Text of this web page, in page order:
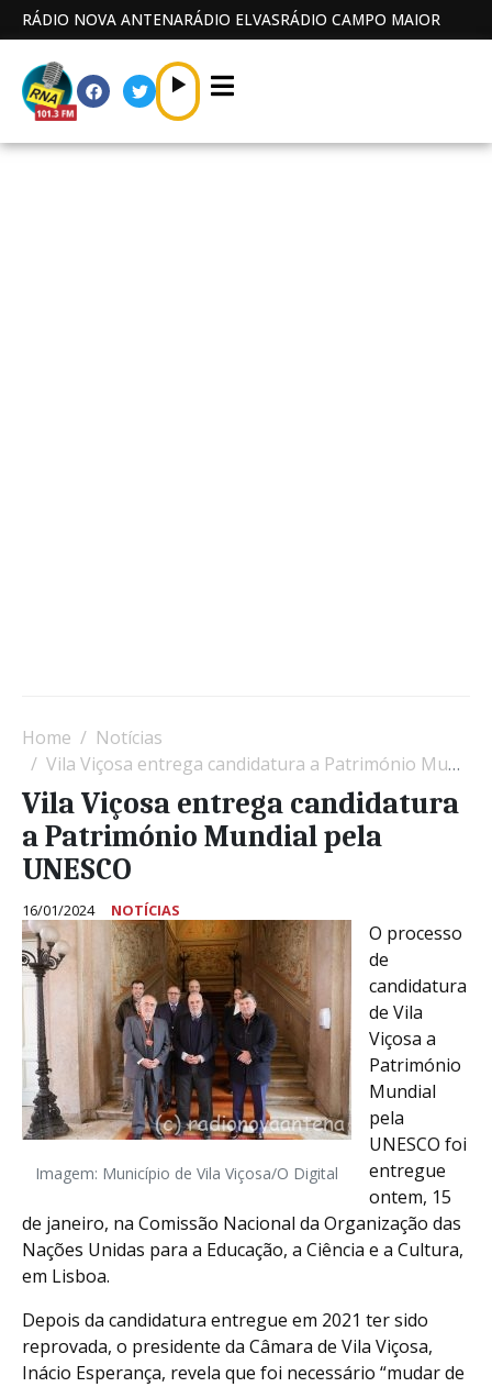
RÁDIO NOVA ANTENARÁDIO ELVASRÁDIO CAMPO MAIOR
Home
Notícias
Vila Viçosa entrega candidatura a Património Mundial pela UNESCO
Vila Viçosa entrega candidatura
a Património Mundial pela
UNESCO
16/01/2024 NOTÍCIAS
Imagem: Município de Vila Viçosa/O Digital
O processo
de
candidatura
de Vila
Viçosa a
Património
Mundial
pela
UNESCO foi
entregue
ontem, 15
de janeiro, na Comissão Nacional da Organização das
Nações Unidas para a Educação, a Ciência e a Cultura,
em Lisboa.
Depois da candidatura entregue em 2021 ter sido
reprovada, o presidente da Câmara de Vila Viçosa,
Inácio Esperança, revela que foi necessário “mudar de